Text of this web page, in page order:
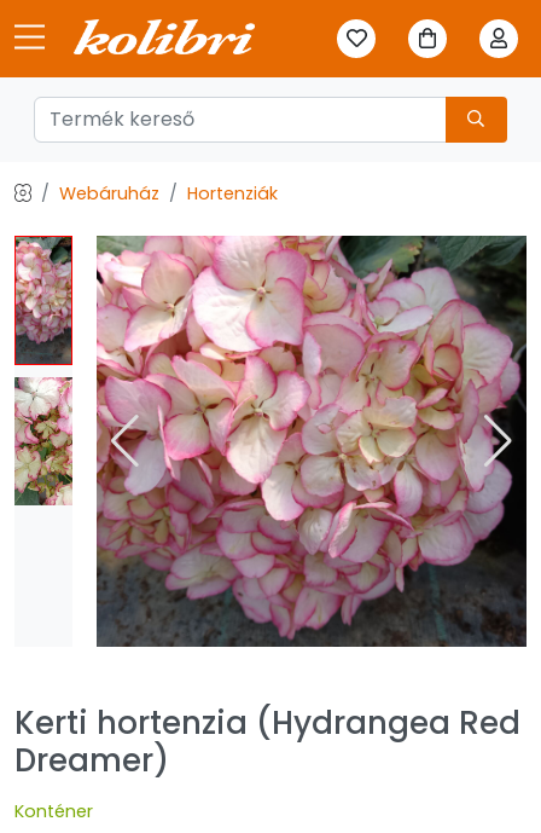
Webáruház Hortenziák
Kerti hortenzia (Hydrangea Red
Dreamer)
Konténer